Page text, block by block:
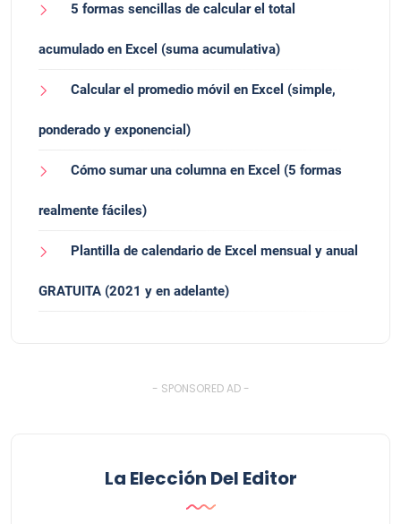
5 formas sencillas de calcular el total
acumulado en Excel (suma acumulativa)
Calcular el promedio móvil en Excel (simple,
ponderado y exponencial)
Cómo sumar una columna en Excel (5 formas
realmente fáciles)
Plantilla de calendario de Excel mensual y anual
GRATUITA (2021 y en adelante)
- SPONSORED AD -
La Elección Del Editor